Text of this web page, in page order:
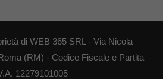
di WEB 365 SRL - Via Nicola
(RM) - Codice Fiscale e Partita
12279101005